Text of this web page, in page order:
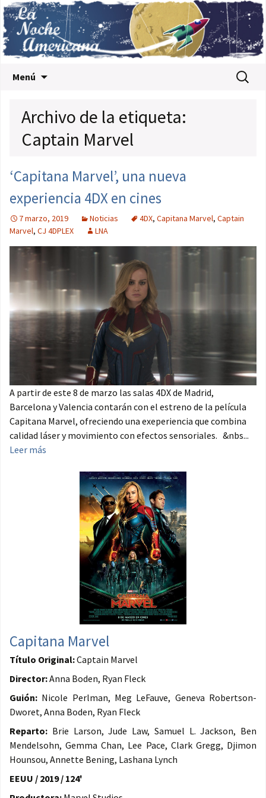
Menú Buscar:
Archivo de la etiqueta:
Captain Marvel
‘Capitana Marvel’, una nueva
experiencia 4DX en cines
7 marzo, 2019 Noticias 4DX, Capitana Marvel, Captain
Marvel, CJ 4DPLEX LNA
A partir de este 8 de marzo las salas 4DX de Madrid,
Barcelona y Valencia contarán con el estreno de la película
Capitana Marvel, ofreciendo una exeperiencia que combina
calidad láser y movimiento con efectos sensoriales. &nbs...
Leer más
Capitana Marvel
Título Original:Captain Marvel
Director:Anna Boden, Ryan Fleck
Guión: Nicole Perlman, Meg LeFauve, Geneva Robertson-
Dworet, Anna Boden, Ryan Fleck
Reparto: Brie Larson, Jude Law, Samuel L. Jackson, Ben
Mendelsohn, Gemma Chan, Lee Pace, Clark Gregg, Djimon
Hounsou, Annette Bening, Lashana Lynch
EEUU / 2019 / 124'